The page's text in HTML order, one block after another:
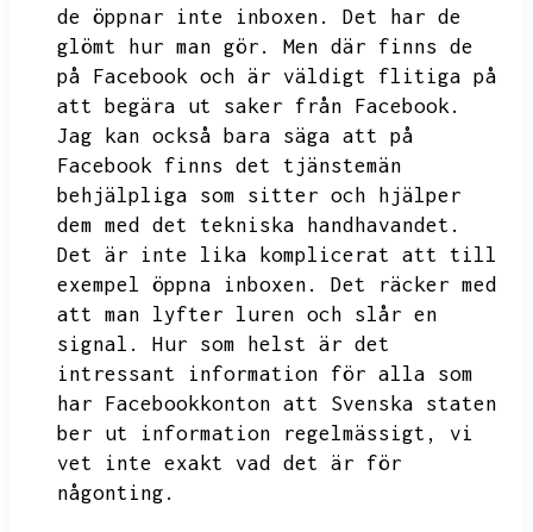
de öppnar inte inboxen.
Det har de
glömt hur man gör.
Men där finns de
på Facebook och är väldigt flitiga på
att begära ut saker från Facebook.
Jag kan också bara säga att på
Facebook finns det tjänstemän
behjälpliga som sitter och hjälper
dem med det tekniska handhavandet.
Det är inte lika komplicerat att till
exempel öppna inboxen.
Det räcker med
att man lyfter luren och slår en
signal.
Hur som helst är det
intressant information för alla som
har Facebookkonton att
Svenska staten
ber ut information regelmässigt,
vi
vet inte exakt vad det är för
någonting.